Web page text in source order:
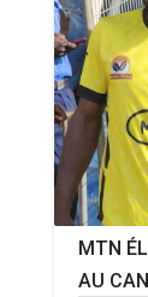
MTN
AU